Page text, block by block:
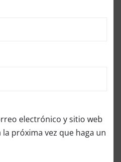
electrónico y sitio web
próxima vez que haga un